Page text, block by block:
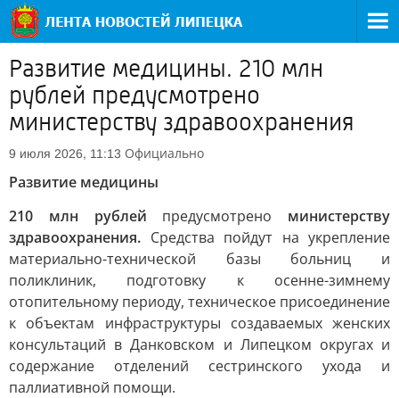
Развитие медицины. 210 млн
рублей предусмотрено
министерству здравоохранения
9 июля 2026, 11:13 Официально
Развитие медицины
210 млн рублей предусмотрено министерству
здравоохранения. Средства пойдут на укрепление
материально-технической базы больниц и
поликлиник, подготовку к осенне-зимнему
отопительному периоду, техническое присоединение
к объектам инфраструктуры создаваемых женских
консультаций в Данковском и Липецком округах и
содержание отделений сестринского ухода и
паллиативной помощи.